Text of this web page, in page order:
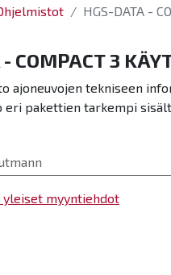
HGS-DATA -
COMPACT 3
ajoneuvojen tekniseen
eri pakettien tarkempi
yleiset myyntiehdot